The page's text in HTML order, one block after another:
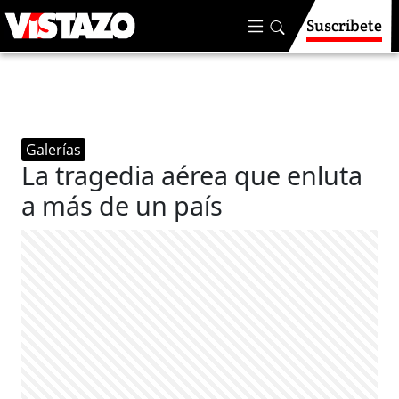
Suscríbete
Galerías
La tragedia aérea que enluta
a más de un país